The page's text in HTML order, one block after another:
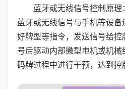
蓝牙或无线信号控制原
蓝牙或无线信号与手机等设
好牌型等指令，发送信号给
号后驱动内部微型电机或机械
码牌过程中进行干预，达到控